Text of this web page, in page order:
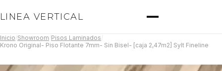
LINEA VERTICAL
Inicio Showroom Pisos Laminados
Krono Original- Piso Flotante 7mm- Sin Bisel- [caja 2,47m2] Sylt Fineline